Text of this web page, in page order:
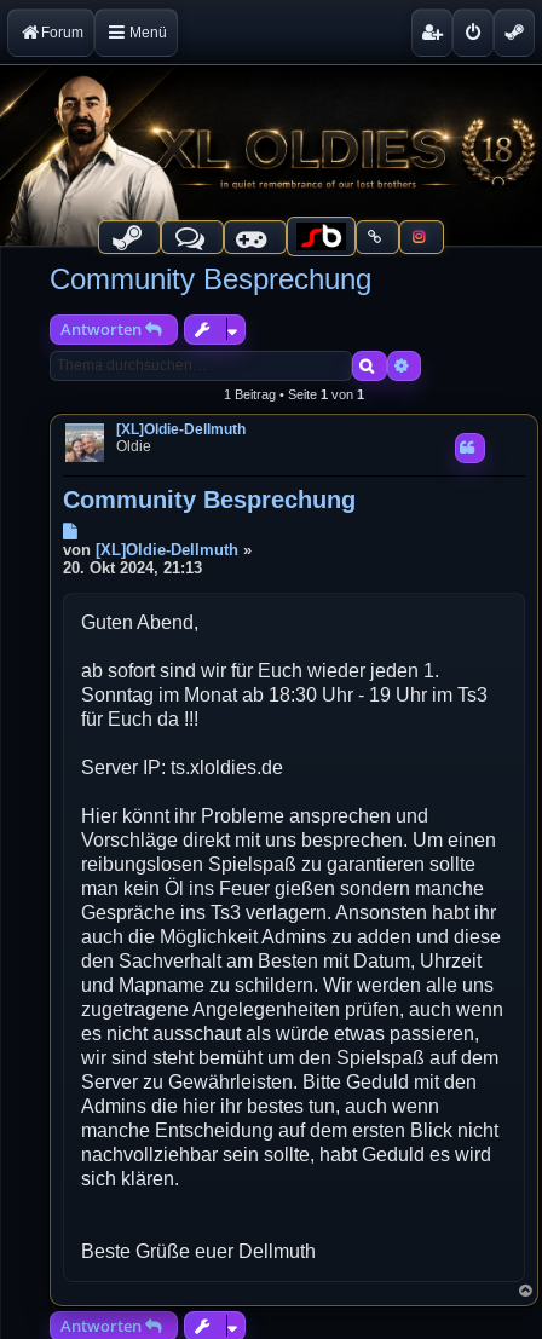
Forum Menü
Community Besprechung
Antworten
SucheErweiterte Suche
1 Beitrag • Seite 1 von 1
[XL]Oldie-Dellmuth
Oldie
Community Besprechung
e
a
von [XL]Oldie-Dellmuth »
20. Okt 2024, 21:13
Guten Abend,
ab sofort sind wir für Euch wieder jeden 1.
Sonntag im Monat ab 18:30 Uhr - 19 Uhr im Ts3
für Euch da !!!
Server IP: ts.xloldies.de
Hier könnt ihr Probleme ansprechen und
Vorschläge direkt mit uns besprechen. Um einen
reibungslosen Spielspaß zu garantieren sollte
man kein Öl ins Feuer gießen sondern manche
Gespräche ins Ts3 verlagern. Ansonsten habt ihr
auch die Möglichkeit Admins zu adden und diese
den Sachverhalt am Besten mit Datum, Uhrzeit
und Mapname zu schildern. Wir werden alle uns
zugetragene Angelegenheiten prüfen, auch wenn
es nicht ausschaut als würde etwas passieren,
wir sind steht bemüht um den Spielspaß auf dem
Server zu Gewährleisten. Bitte Geduld mit den
Admins die hier ihr bestes tun, auch wenn
manche Entscheidung auf dem ersten Blick nicht
nachvollziehbar sein sollte, habt Geduld es wird
sich klären.
Beste Grüße euer Dellmuth
Antworten